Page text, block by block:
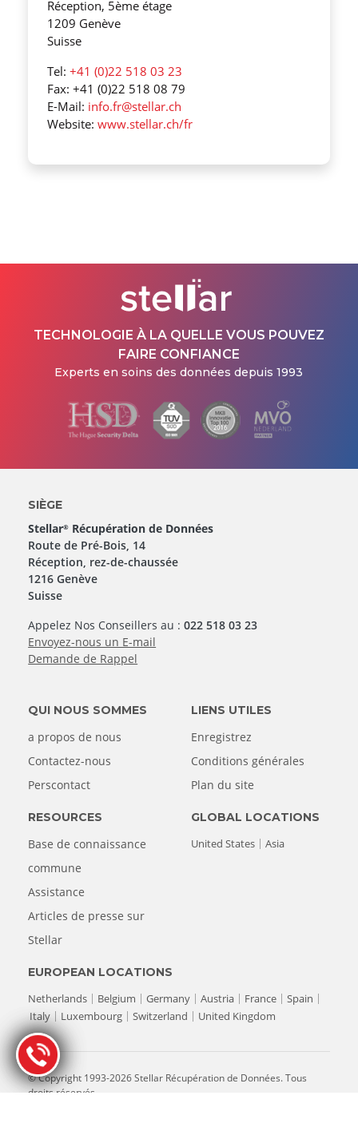
Réception, 5ème étage
1209 Genève
Suisse
Tel:+41 (0)22 518 03 23
Fax: +41 (0)22 518 08 79
E-Mail: info.fr@stellar.ch
Website:www.stellar.ch/fr
TECHNOLOGIE À LA QUELLE VOUS POUVEZ
FAIRE CONFIANCE
Experts en soins des données depuis 1993
SIÈGE
Stellar® Récupération de Données
Route de Pré-Bois, 14
Réception, rez-de-chaussée
1216 Genève
Suisse
Appelez Nos Conseillers au :022 518 03 23
Envoyez-nous un E-mail
Demande de Rappel
QUI NOUS SOMMES
a propos de nous
Contactez-nous
Perscontact
LIENS UTILES
Enregistrez
Conditions générales
Plan du site
RESOURCES
Base de connaissance
commune
Assistance
Articles de presse sur
Stellar
EUROPEAN LOCATIONS
Netherlands
Belgium Germany Austria France
Spain
Italy
Luxembourg Switzerland United Kingdom
GLOBAL LOCATIONS
United States
Asia
© Copyright 1993-2026 Stellar Récupération de Données. Tous
droits réservés.